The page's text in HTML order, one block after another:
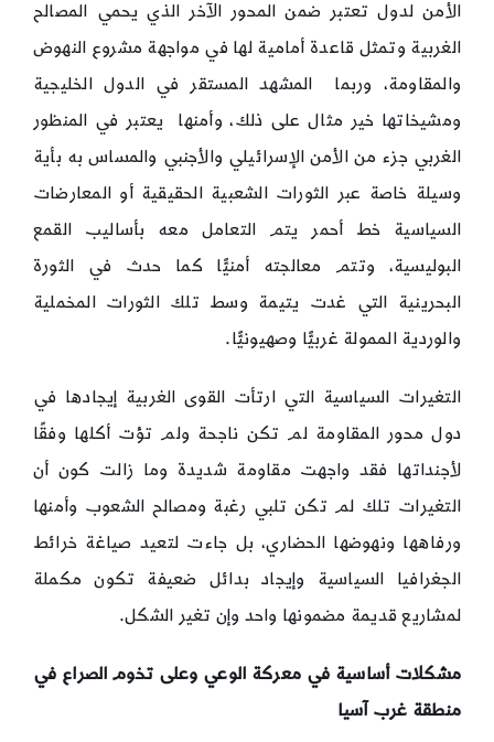
الأمن لدول تعتبر ضمن المحور الآخر الذي يحمي المصالح
الغربية وتمثل قاعدة أمامية لها في مواجهة مشروع النهوض
والمقاومة، وربما المشهد المستقر في الدول الخليجية
ومشيخاتها خير مثال على ذلك، وأمنها يعتبر في المنظور
الغربي جزء من الأمن الإسرائيلي والأجنبي والمساس به بأية
وسيلة خاصة عبر الثورات الشعبية الحقيقية أو المعارضات
السياسية خط أحمر يتم التعامل معه بأساليب القمع
البوليسية، وتتم معالجته أمنيًّا كما حدث في الثورة
البحرينية التي غدت يتيمة وسط تلك الثورات المخملية
والوردية الممولة غربيًّا وصهيونيًّا.
التغيرات السياسية التي ارتأت القوى الغربية إيجادها في
دول محور المقاومة لم تكن ناجحة ولم تؤت أكلها وفقًا
لأجنداتها فقد واجهت مقاومة شديدة وما زالت كون أن
التغيرات تلك لم تكن تلبي رغبة ومصالح الشعوب وأمنها
ورفاهها ونهوضها الحضاري، بل جاءت لتعيد صياغة خرائط
الجغرافيا السياسية وإيجاد بدائل ضعيفة تكون مكملة
لمشاريع قديمة مضمونها واحد وإن تغير الشكل.
مشكلات أساسية في معركة الوعي وعلى تخوم الصراع في
منطقة غرب آسيا